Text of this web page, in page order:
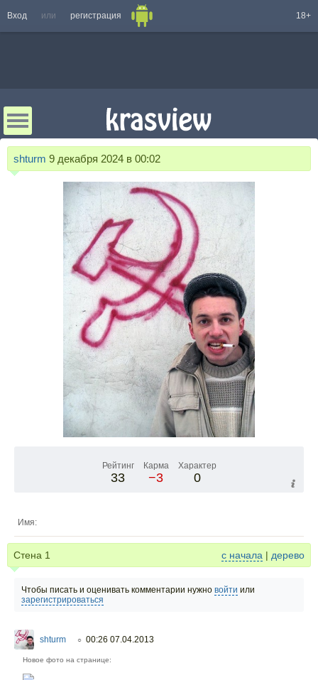
Вход или регистрация 18+
shturm 9 декабря 2024 в 00:02
Рейтинг
33
Карма
−3
Характер
0
Имя:
Стена 1 с начала | дерево
Чтобы писать и оценивать комментарии нужно войти или
зарегистрироваться
shturm ○ 00:26 07.04.2013
Новое фото на странице: